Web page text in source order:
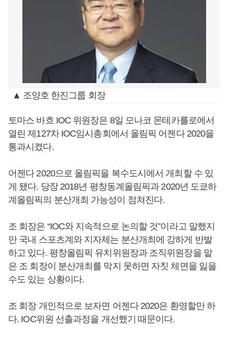
▲ 조양호 한진그룹 회장
토마스 바흐 IOC 위원장은 8일 모나코 몬테카를로에서
열린 제127차 IOC임시총회에서 올림픽 어젠다 2020을
통과시켰다.
어젠다 2020으로 올림픽을 복수도시에서 개최할 수 있
게 됐다. 당장 2018년 평창동계올림픽과 2020년 도쿄하
계올림픽의 분산개최 가능성이 점쳐진다.
조 회장은 “IOC와 지속적으로 논의할 것”이라고 말했지
만 국내 스포츠계와 지자체는 분산개최에 강하게 반발
하고 있다. 평창올림픽 유치위원장과 조직위원장을 맡
은 조 회장이 분산개최를 막지 못하면 자칫 체면을 잃을
수도 있는 상황이다.
조 회장 개인적으로 보자면 어젠다 2020은 환영할만 하
다. IOC위원 선출과정을 개선했기 때문이다.